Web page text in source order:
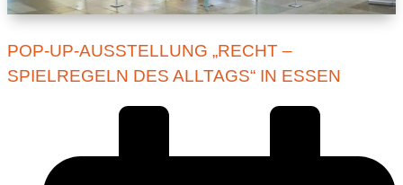
POP-UP-AUSSTELLUNG „RECHT –
SPIELREGELN DES ALLTAGS“ IN ESSEN